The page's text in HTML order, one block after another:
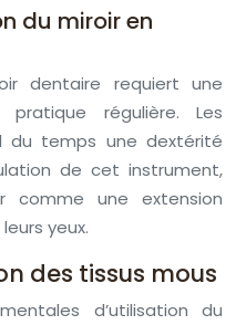
du miroir en
dentaire requiert une
régulière. Les
du temps une dextérité
de cet instrument,
comme une extension
yeux.
des tissus mous
d’utilisation du